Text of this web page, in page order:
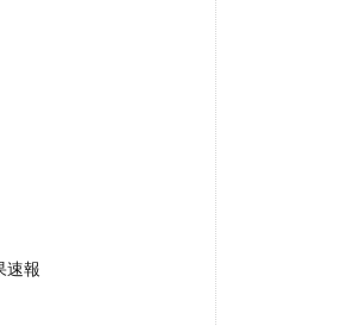
速報